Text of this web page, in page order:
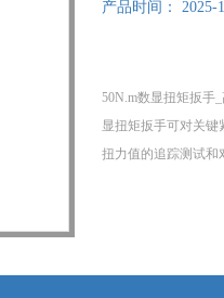
产品时间： 2025-
50N.m数显扭矩扳手
显扭矩扳手可对关
扭力值的追踪测试和